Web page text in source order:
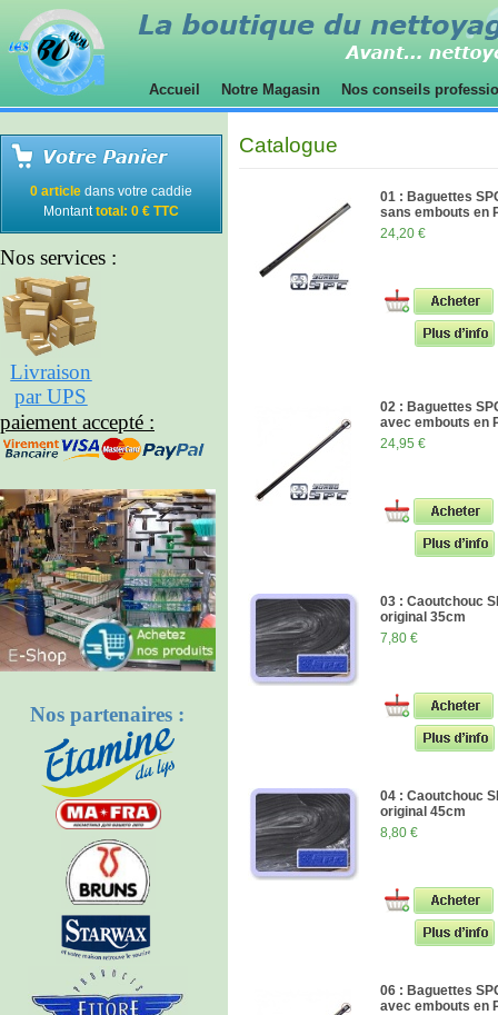
Accueil Notre Magasin Nos conseils
0 article dans votre caddie
Montanttotal: 0 € TTC
Nos services :
Livraison
par UPS
paiement accepté :
Nos partenaires :
Catalogue
01 : Baguettes
sans embouts en
24,20 €
02 : Baguettes
avec embouts en
24,95 €
03 : Caoutchouc
original 35cm
7,80 €
04 : Caoutchouc
original 45cm
8,80 €
06 : Baguettes
avec embouts en